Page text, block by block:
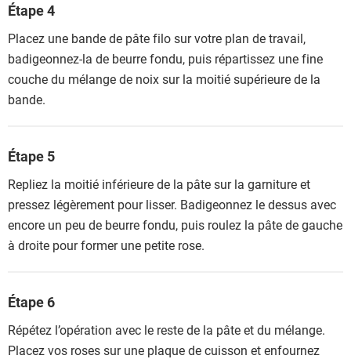
Étape 4
Placez une bande de pâte filo sur votre plan de travail,
badigeonnez-la de beurre fondu, puis répartissez une fine
couche du mélange de noix sur la moitié supérieure de la
bande.
Étape 5
Repliez la moitié inférieure de la pâte sur la garniture et
pressez légèrement pour lisser. Badigeonnez le dessus avec
encore un peu de beurre fondu, puis roulez la pâte de gauche
à droite pour former une petite rose.
Étape 6
Répétez l’opération avec le reste de la pâte et du mélange.
Placez vos roses sur une plaque de cuisson et enfournez